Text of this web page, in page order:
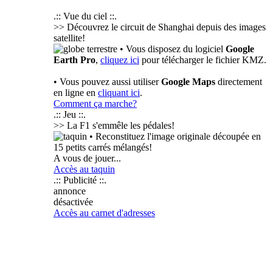
.:: Vue du ciel ::.
>> Découvrez le circuit de Shanghai depuis des images
satellite!
• Vous disposez du logiciel Google
Earth Pro, cliquez ici pour télécharger le fichier KMZ.
• Vous pouvez aussi utiliserGoogle Maps directement
en ligne en cliquant ici.
Comment ça marche?
.:: Jeu ::.
>> La F1 s'emmêle les pédales!
• Reconstituez l'image originale découpée en
15 petits carrés mélangés!
A vous de jouer...
Accès au taquin
.:: Publicité ::.
annonce
désactivée
Accès au carnet d'adresses